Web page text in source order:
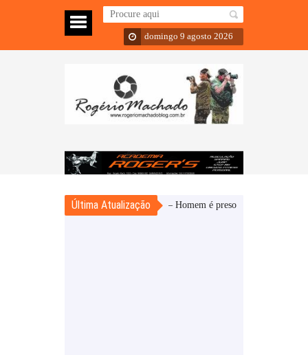
domingo 9 agosto 2026
Última Atualização
Sarandi – Homem é preso e adolescente é